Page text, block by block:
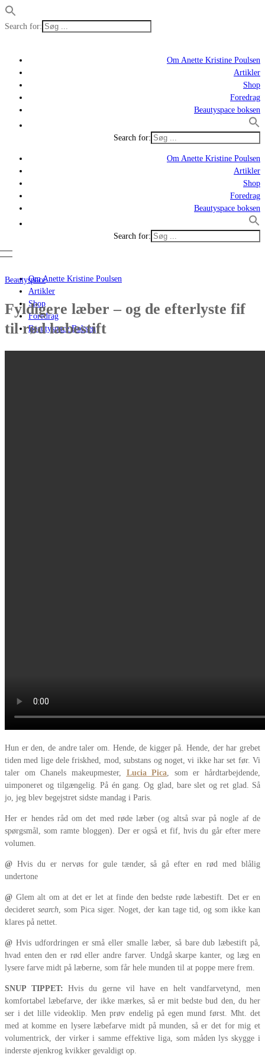
Search for:
Om Anette Kristine Poulsen
Artikler
Shop
Foredrag
Beautyspace boksen
Search for:
Om Anette Kristine Poulsen
Artikler
Shop
Foredrag
Beautyspace boksen
Search for:
Om Anette Kristine Poulsen
Artikler
Shop
Foredrag
Beautyspace Boksen
Beautyspace
Fyldigere læber – og de efterlyste fif
til rød læbestift
Hun er den, de andre taler om. Hende, de kigger på. Hende, der har grebet
tiden med lige dele friskhed, mod, substans og noget, vi ikke har set før. Vi
taler om Chanels makeupmester, Lucia Pica, som er hårdtarbejdende,
uimponeret og tilgængelig. På én gang. Og glad, bare slet og ret glad. Så
jo, jeg blev begejstret sidste mandag i Paris.
Her er hendes råd om det med røde læber (og altså svar på nogle af de
spørgsmål, som ramte bloggen). Der er også et fif, hvis du går efter mere
volumen.
@ Hvis du er nervøs for gule tænder, så gå efter en rød med blålig
undertone
@ Glem alt om at det er let at finde den bedste røde læbestift. Det er en
decideretsearch, som Pica siger. Noget, der kan tage tid, og som ikke kan
klares på nettet.
@ Hvis udfordringen er små eller smalle læber, så bare dub læbestift på,
hvad enten den er rød eller andre farver. Undgå skarpe kanter, og læg en
lysere farve midt på læberne, som får hele munden til at poppe mere frem.
SNUP TIPPET: Hvis du gerne vil have en helt vandfarvetynd, men
komfortabel læbefarve, der ikke mærkes, så er mit bedste bud den, du her
ser i det lille videoklip. Men prøv endelig på egen mund først. Mht. det
med at komme en lysere læbefarve midt på munden, så er det for mig et
volumentrick, der virker i samme effektive liga, som måden lys skygge i
inderste øjenkrog kvikker gevaldigt op.